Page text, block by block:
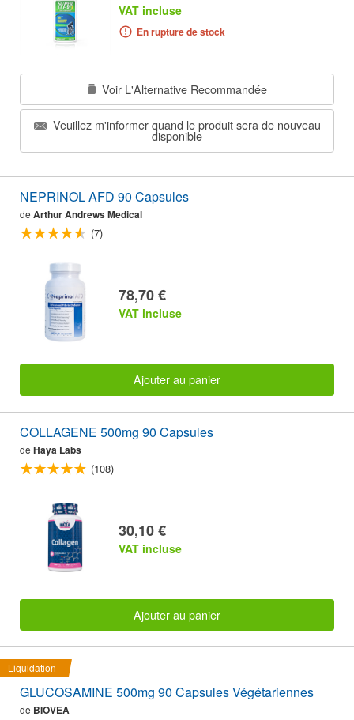
VAT incluse
En rupture de stock
Voir L'Alternative Recommandée
Veuillez m'informer quand le produit sera de nouveau
disponible
NEPRINOL AFD 90 Capsules
de Arthur Andrews Medical
(7)
78,70 €
VAT incluse
Ajouter au panier
COLLAGENE 500mg 90 Capsules
de Haya Labs
(108)
30,10 €
VAT incluse
Ajouter au panier
Liquidation
GLUCOSAMINE 500mg 90 Capsules Végétariennes
de BIOVEA